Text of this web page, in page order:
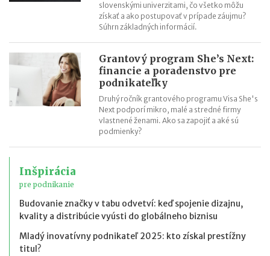
slovenskými univerzitami, čo všetko môžu
získať a ako postupovať v prípade záujmu?
Súhrn základných informácií.
Grantový program She’s Next:
financie a poradenstvo pre
podnikateľky
Druhý ročník grantového programu Visa She's
Next podporí mikro, malé a stredné firmy
vlastnené ženami. Ako sa zapojiť a aké sú
podmienky?
Inšpirácia
pre podnikanie
Budovanie značky v tabu odvetví: keď spojenie dizajnu,
kvality a distribúcie vyústi do globálneho biznisu
Mladý inovatívny podnikateľ 2025: kto získal prestížny
titul?